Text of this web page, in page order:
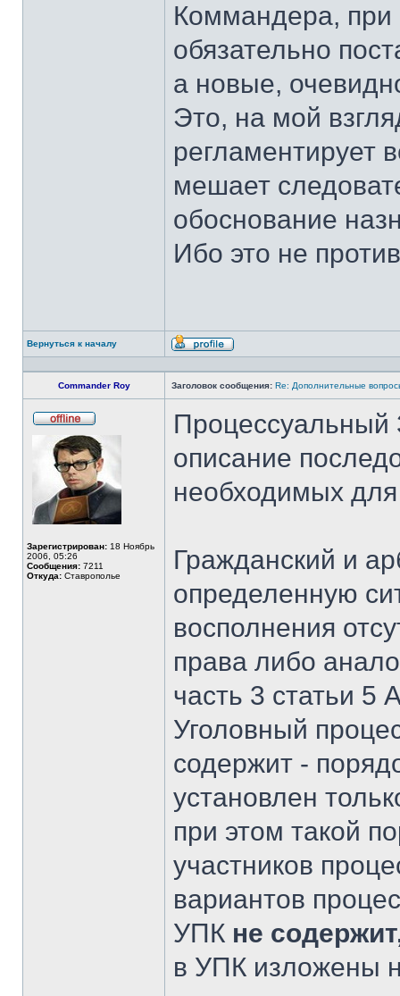
Коммандера, при
обязательно
а новые,
Это, на мой
регламентирует
мешает
обоснование
Ибо это не
Вернуться к началу
Профиль
Commander Roy Заголовок сообщения: Re: Дополнительные
в
сети
Зарегистрирован: 18 Ноябрь
2006, 05:26
Сообщения: 7211
Откуда: Ставрополье
Процессуальный
описание
необходимых для
Гражданский и
определенную
восполнения
права либо
часть 3 статьи 5
Уголовный
содержит -
установлен
при этом такой
участников
вариантов
УПК не
в УПК изложены